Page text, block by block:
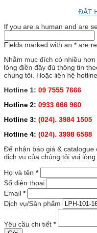
ĐẶT
If you are a human and are
Fields marked with an * are
Nhằm mục đích có nhiều
lòng điền đầy đủ thông tin
chúng tôi. Hoặc liên hệ
Hotline 1: 09 7555 7666
Hotline 2: 0933 666 960
Hotline 3: (024). 3984 1505
Hotline 4: (024). 3998 6588
Để nhận báo giá & catalogue
dịch vụ của chúng tôi vui
Họ và tên *
Số điện thoại
Email *
Dịch vụ/Sản phẩm
Yêu cầu chi tiết *